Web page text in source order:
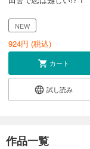
NEW
924円 (税込)
カート
試し読み
作品一覧